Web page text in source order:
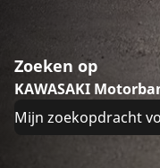
Zoeken op
KAWASAKI
Mijn zoekopdracht